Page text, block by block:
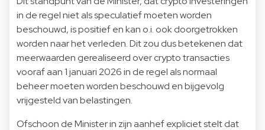
in de regel niet als speculatief moeten worden
beschouwd, is positief en kan o.i. ook doorgetrokken
worden naar het verleden. Dit zou dus betekenen dat
meerwaarden gerealiseerd over crypto transacties
vooraf aan 1 januari 2026 in de regel als normaal
beheer moeten worden beschouwd en bijgevolg
vrijgesteld van belastingen.
Ofschoon de Minister in zijn aanhef expliciet stelt dat